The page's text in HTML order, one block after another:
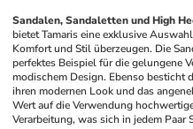
Sandalen, Sandaletten und High
bietet Tamaris eine exklusive
Komfort und Stil überzeugen. Die
perfektes Beispiel für die gelungene
modischem Design. Ebenso besticht
ihren modernen Look und das
Wert auf die Verwendung
Verarbeitung, was sich in jedem Paar